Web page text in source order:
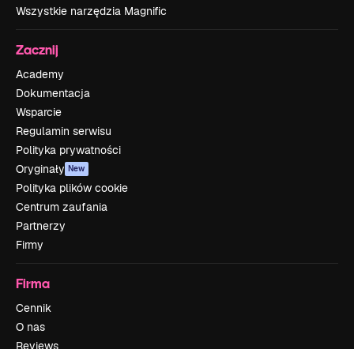
Wszystkie narzędzia Magnific
Zacznij
Academy
Dokumentacja
Wsparcie
Regulamin serwisu
Polityka prywatności
Oryginały New
Polityka plików cookie
Centrum zaufania
Partnerzy
Firmy
Firma
Cennik
O nas
Reviews